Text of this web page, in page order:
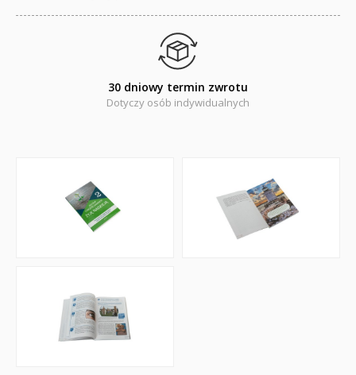
30 dniowy termin zwrotu
Dotyczy osób indywidualnych